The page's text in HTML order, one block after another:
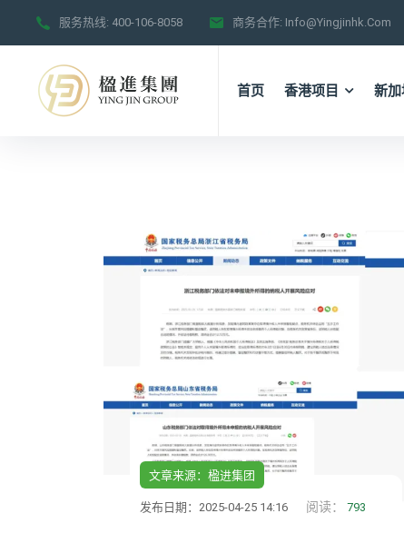
服务热线: 400-106-8058 商务合作: Info@yingjinhk.com
首页 香港项目 新加
文章来源：楹进集团
发布日期：2025-04-25 14:16 阅读： 793